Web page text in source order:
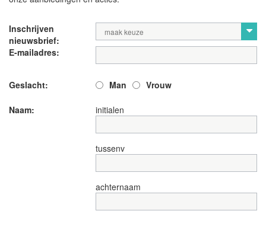
Inschrijven
nieuwsbrief:
maak keuze
E-mailadres:
Geslacht: Man Vrouw
Naam: initialen
tussenv
achternaam